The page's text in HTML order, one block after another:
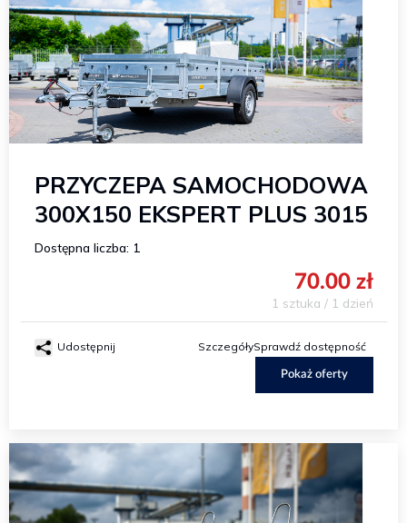
PRZYCZEPA SAMOCHODOWA
300X150 EKSPERT PLUS 3015
Dostępna liczba: 1
70.00 zł
1 sztuka / 1 dzień
Udostępnij SzczegółySprawdź dostępność
Pokaż oferty